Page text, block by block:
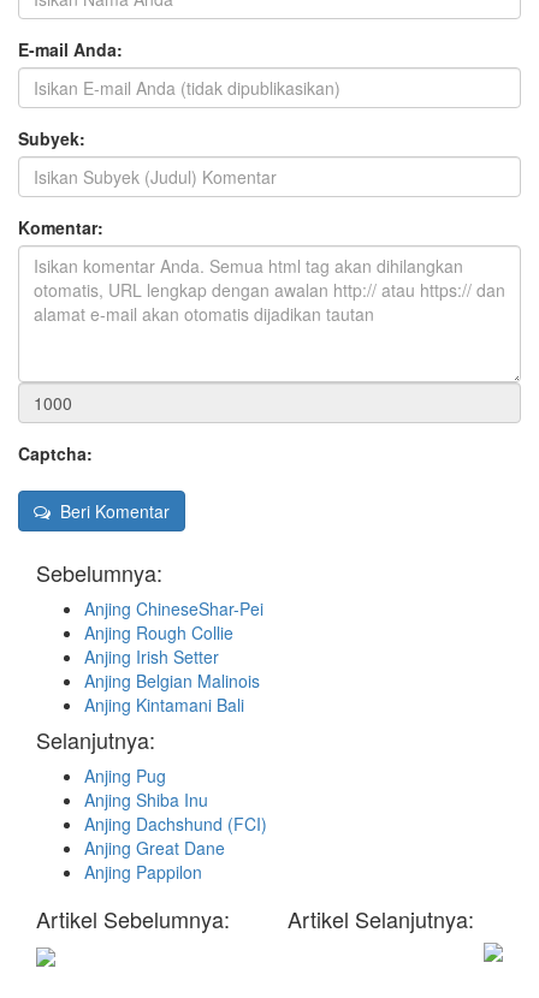
E-mail Anda:
Subyek:
Komentar:
Captcha:
Beri Komentar
Sebelumnya:
Anjing ChineseShar-Pei
Anjing Rough Collie
Anjing Irish Setter
Anjing Belgian Malinois
Anjing Kintamani Bali
Selanjutnya:
Anjing Pug
Anjing Shiba Inu
Anjing Dachshund (FCI)
Anjing Great Dane
Anjing Pappilon
Artikel Sebelumnya: Artikel Selanjutnya: